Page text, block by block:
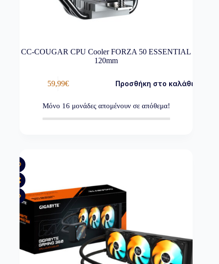
CC-COUGAR CPU Cooler FORZA 50 ESSENTIAL
120mm
59,99€ Προσθήκη στο καλάθι
Μόνο 16 μονάδες απομένουν σε απόθεμα!